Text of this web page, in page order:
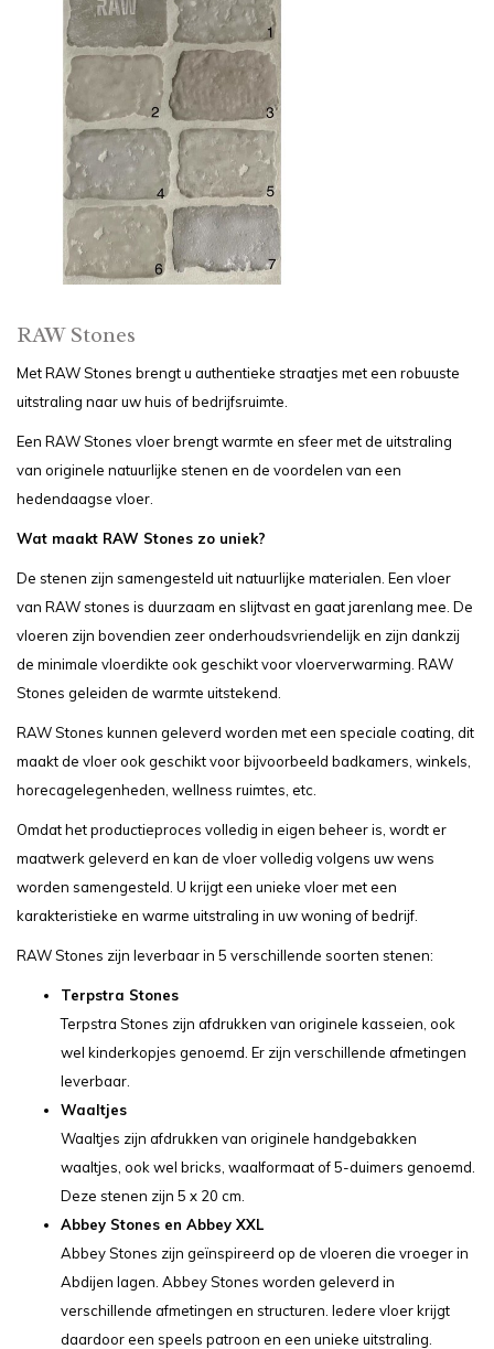
RAW Stones
Met RAW Stones brengt u authentieke straatjes met een robuuste
uitstraling naar uw huis of bedrijfsruimte.
Een RAW Stones vloer brengt warmte en sfeer met de uitstraling
van originele natuurlijke stenen en de voordelen van een
hedendaagse vloer.
Wat maakt RAW Stones zo uniek?
De stenen zijn samengesteld uit natuurlijke materialen. Een vloer
van RAW stones is duurzaam en slijtvast en gaat jarenlang mee. De
vloeren zijn bovendien zeer onderhoudsvriendelijk en zijn dankzij
de minimale vloerdikte ook geschikt voor vloerverwarming. RAW
Stones geleiden de warmte uitstekend.
RAW Stones kunnen geleverd worden met een speciale coating, dit
maakt de vloer ook geschikt voor bijvoorbeeld badkamers, winkels,
horecagelegenheden, wellness ruimtes, etc.
Omdat het productieproces volledig in eigen beheer is, wordt er
maatwerk geleverd en kan de vloer volledig volgens uw wens
worden samengesteld. U krijgt een unieke vloer met een
karakteristieke en warme uitstraling in uw woning of bedrijf.
RAW Stones zijn leverbaar in 5 verschillende soorten stenen:
Terpstra Stones
Terpstra Stones zijn afdrukken van originele kasseien, ook
wel kinderkopjes genoemd. Er zijn verschillende afmetingen
leverbaar.
Waaltjes
Waaltjes zijn afdrukken van originele handgebakken
waaltjes, ook wel bricks, waalformaat of 5-duimers genoemd.
Deze stenen zijn 5 x 20 cm.
Abbey Stones en Abbey XXL
Abbey Stones zijn geïnspireerd op de vloeren die vroeger in
Abdijen lagen. Abbey Stones worden geleverd in
verschillende afmetingen en structuren. Iedere vloer krijgt
daardoor een speels patroon en een unieke uitstraling.